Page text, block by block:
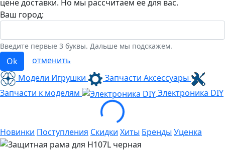
цене доставки. Но мы рассчитаем ее для вас.
Ваш город:
Введите первые 3 буквы. Дальше мы подскажем.
Ok
отменить
Модели Игрушки
Запчасти Аксессуары
Запчасти к моделям
Электроника DIY
Loading...
Новинки Поступления Скидки Хиты Бренды Уценка